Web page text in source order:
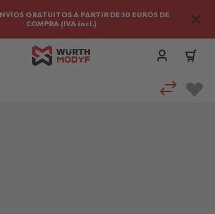
GRATUITOS A PARTIR DE 30 EUROS DE
COMPRA (IVA incl.)